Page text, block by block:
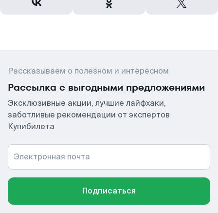
Рассказываем о полезном и интересном
Рассылка с выгодными предложениями
Эксклюзивные акции, лучшие лайфхаки,
заботливые рекомендации от экспертов
Купибилета
Электронная почта
Подписаться